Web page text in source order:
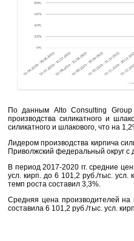
По данным Alto Consulting
производства силикатного и
силикатного и шлакового, что на
Лидером производства кирпича
Приволжский федеральный округ с
В период 2017-2020 гг. средние
усл. кирп. до 6 101,2 руб./тыс.
темп роста составил 3,3%.
Средняя цена производителей
составила 6 101,2 руб./тыс. усл.